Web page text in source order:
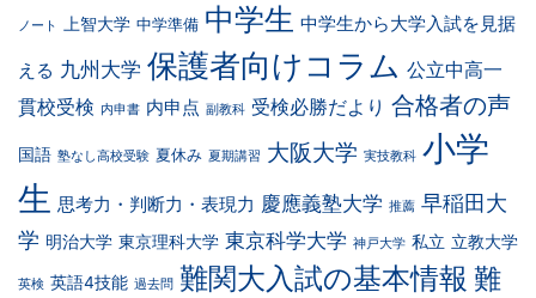
ノート 上智大学 中学準備 中学生 中学生から大学入試を見据
える 九州大学 保護者向けコラム 公立中高一
貫校受検 内申書 内申点 副教科 受検必勝だより 合格者の声
国語 塾なし高校受験 夏休み 夏期講習 大阪大学 実技教科 小学
生 思考力・判断力・表現力 慶應義塾大学 推薦 早稲田大
学 明治大学 東京理科大学 東京科学大学 神戸大学 私立 立教大学
英検 英語4技能 過去問 難関大入試の基本情報 難